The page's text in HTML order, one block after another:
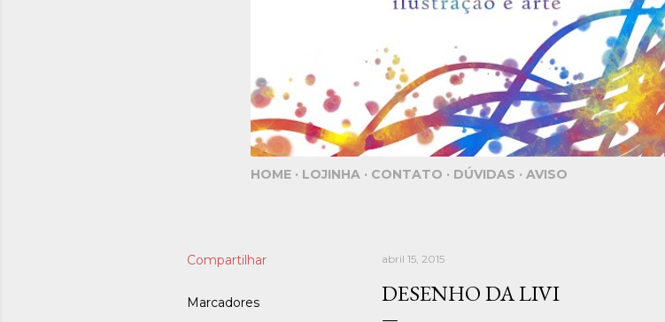
HOME LOJINHA CONTATO DÚVIDAS AVISO
Compartilhar
Marcadores
abril 15, 2015
DESENHO DA LIVI